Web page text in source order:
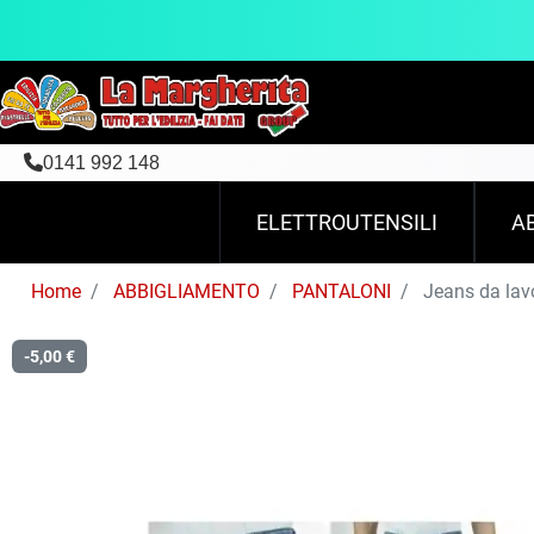
0141 992 148
ELETTROUTENSILI
Home ABBIGLIAMENTO PANTALONI Jeans da
-5,00 €